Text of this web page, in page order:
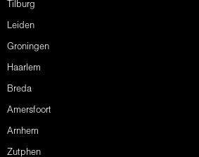
Tilburg
Leiden
Groningen
Haarlem
Breda
Amersfoort
Arnhem
Zutphen